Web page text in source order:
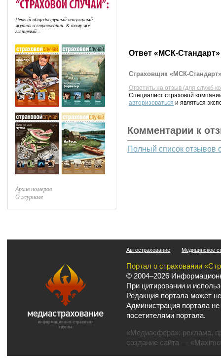
Первый общедоступный популярный
журнал о страховании. К тому же,
глянцевый...
Архив номеров
О журнале
Ответ «МСК-
Страховщик «МСК-
Ответить на отзыв (для служб
Специалист страховой
авторизоваться и являться
Комментарии к
Полный список отзывов
Автострахование Медицинское
Портал о страховании
© 2004–2026
При цитировании и
Редакция портала может
Администрация портала
посетителями портала.
«Медиасфера»: реклама,
создание сайта —